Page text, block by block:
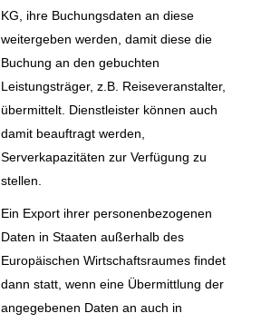
KG, ihre Buchungsdaten an diese
weitergeben werden, damit diese die
Buchung an den gebuchten
Leistungsträger, z.B. Reiseveranstalter,
übermittelt. Dienstleister können auch
damit beauftragt werden,
Serverkapazitäten zur Verfügung zu
stellen.
Ein Export ihrer personenbezogenen
Daten in Staaten außerhalb des
Europäischen Wirtschaftsraumes findet
dann statt, wenn eine Übermittlung der
angegebenen Daten an auch in